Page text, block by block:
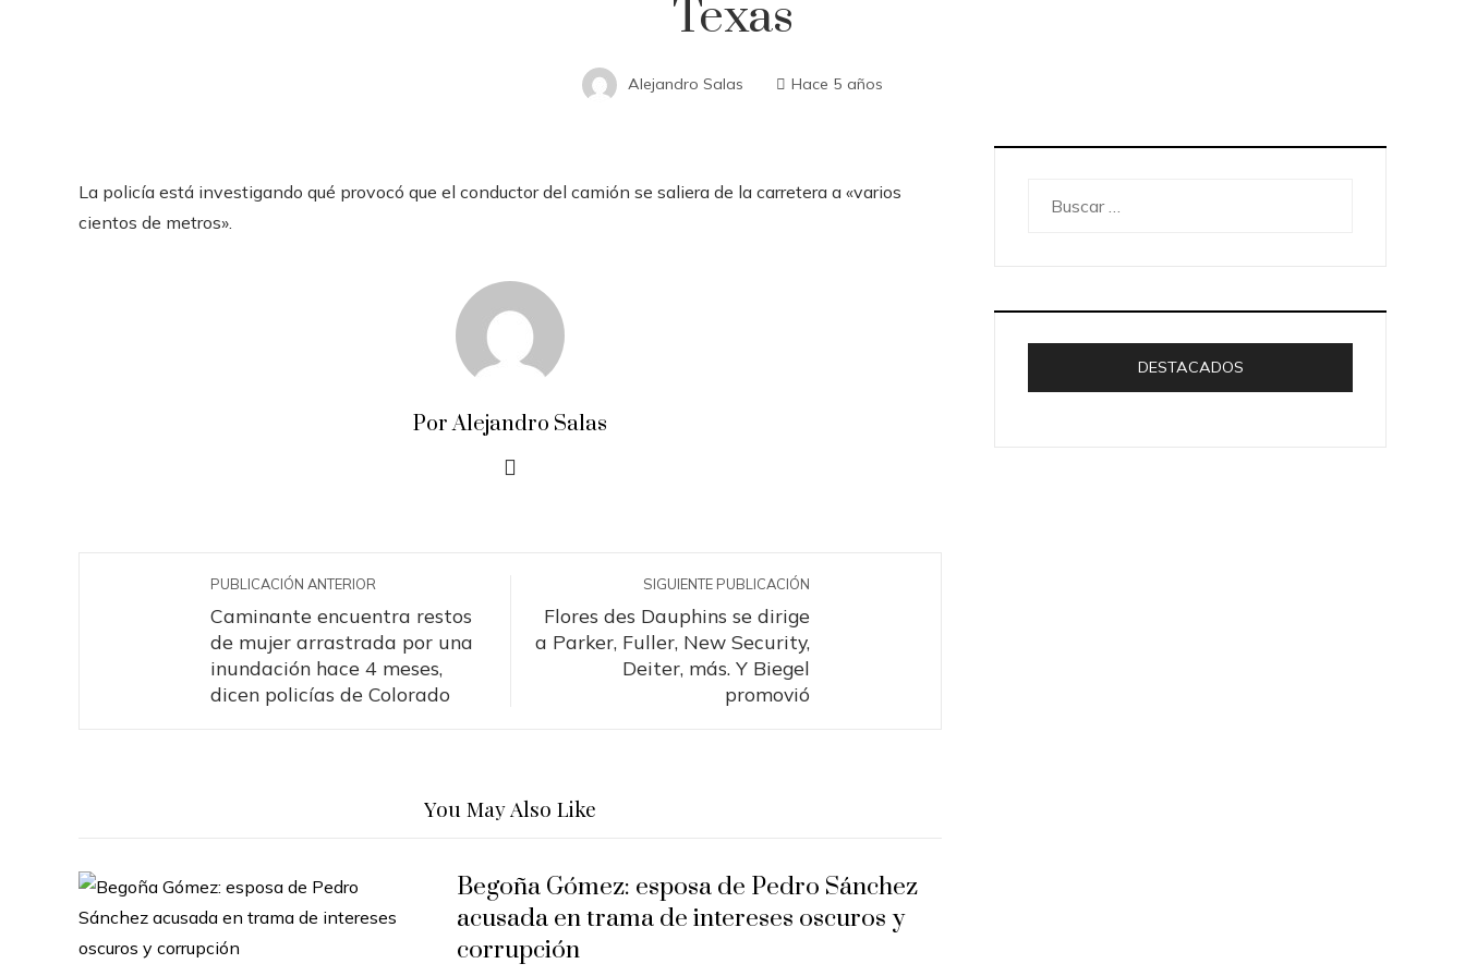
Texas
Alejandro Salas Hace 5 años
La policía está investigando qué provocó que el conductor del camión se saliera de la carretera a «varios
cientos de metros».
Por Alejandro Salas
PUBLICACIÓN ANTERIOR
Caminante encuentra restos
de mujer arrastrada por una
inundación hace 4 meses,
dicen policías de Colorado
SIGUIENTE PUBLICACIÓN
Flores des Dauphins se dirige
a Parker, Fuller, New Security,
Deiter, más. Y Biegel
promovió
You May Also Like
Begoña Gómez: esposa de Pedro Sánchez
acusada en trama de intereses oscuros y
corrupción
DESTACADOS